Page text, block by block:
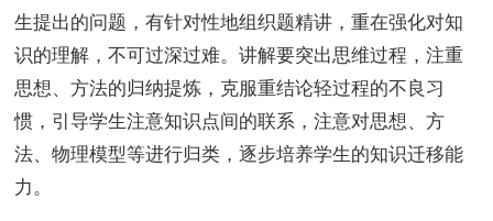
生提出的问题，有针对性地组织题精讲，重在强化对知
识的理解，不可过深过难。讲解要突出思维过程，注重
思想、方法的归纳提炼，克服重结论轻过程的不良习
惯，引导学生注意知识点间的联系，注意对思想、方
法、物理模型等进行归类，逐步培养学生的知识迁移能
力。